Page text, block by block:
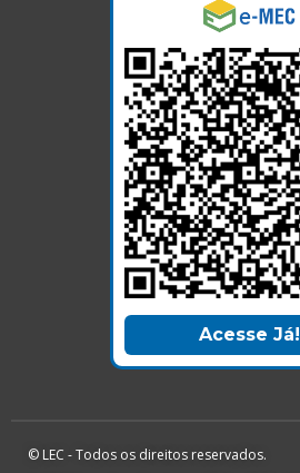
Acesse Já!
© LEC - Todos os direitos reservados.